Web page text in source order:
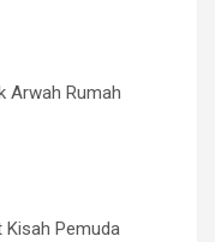
Arwah Rumah
Pemuda